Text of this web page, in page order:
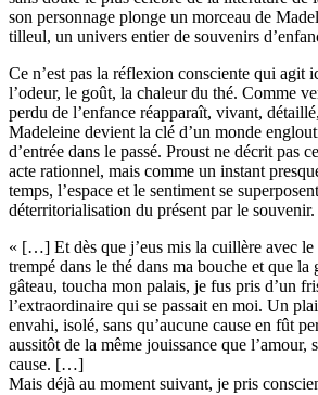
son personnage plonge un morceau de
tilleul, un univers entier de souvenirs
Ce n’est pas la réflexion consciente qui agit
l’odeur, le goût, la chaleur du thé. Comme
perdu de l’enfance réapparaît, vivant,
Madeleine devient la clé d’un monde
d’entrée dans le passé. Proust ne décrit pas
acte rationnel, mais comme un instant
temps, l’espace et le sentiment se
déterritorialisation du présent par le souvenir.
« […] Et dès que j’eus mis la cuillère avec le
trempé dans le thé dans ma bouche et que la
gâteau, toucha mon palais, je fus pris d’un
l’extraordinaire qui se passait en moi. Un
envahi, isolé, sans qu’aucune cause en fût
aussitôt de la même jouissance que l’amour,
cause. […]
Mais déjà au moment suivant, je pris